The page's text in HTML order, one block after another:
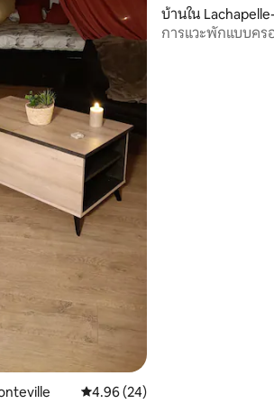
คะแนนเฉลี่ย 4.96 จาก 5, 24 รีวิว
4.96 (24)
บ้านใน
eroy
การแวะพักแบบคร